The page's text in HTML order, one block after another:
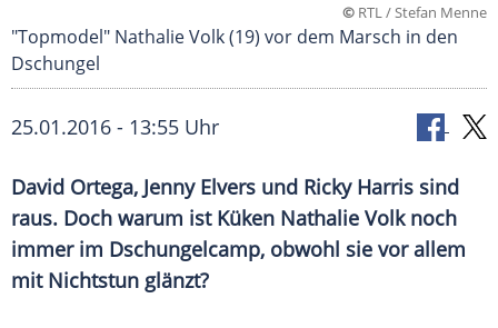
© RTL / Stefan Menne
"Topmodel" Nathalie Volk (19) vor dem Marsch in den
Dschungel
25.01.2016 - 13:55 Uhr
David Ortega, Jenny Elvers und Ricky Harris sind
raus. Doch warum ist Küken Nathalie Volk noch
immer im Dschungelcamp, obwohl sie vor allem
mit Nichtstun glänzt?